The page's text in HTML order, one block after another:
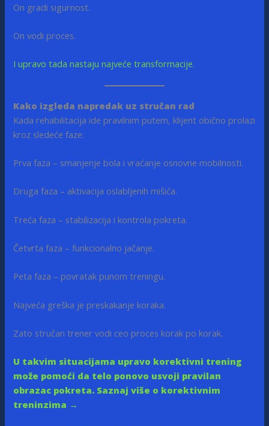
On gradi sigurnost.
On vodi proces.
I upravo tada nastaju najveće transformacije.
Kako izgleda napredak uz stručan rad
Kada rehabilitacija ide pravilnim putem, klijent obično prolazi
kroz sledeće faze:
Prva faza – smanjenje bola i vraćanje osnovne mobilnosti.
Druga faza – aktivacija oslabljenih mišića.
Treća faza – stabilizacija i kontrola pokreta.
Četvrta faza – funkcionalno jačanje.
Peta faza – povratak punom treningu.
Najveća greška je preskakanje koraka.
Zato stručan trener vodi ceo proces korak po korak.
U takvim situacijama upravo korektivni trening
može pomoći da telo ponovo usvoji pravilan
obrazac pokreta. Saznaj više o korektivnim
treninzima →